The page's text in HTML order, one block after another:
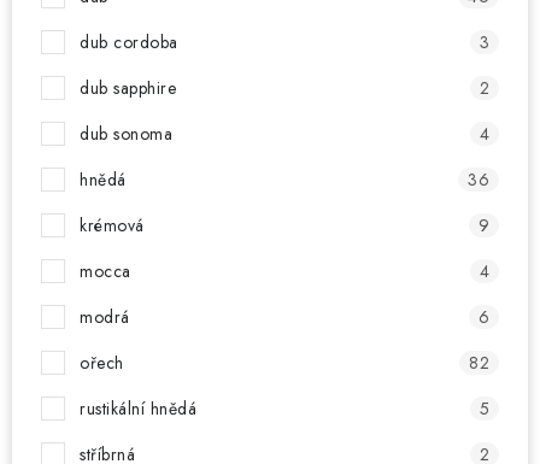
dub cordoba
3
dub sapphire
2
dub sonoma
4
hnědá
36
krémová
9
mocca
4
modrá
6
ořech
82
rustikální hnědá
5
stříbrná
2